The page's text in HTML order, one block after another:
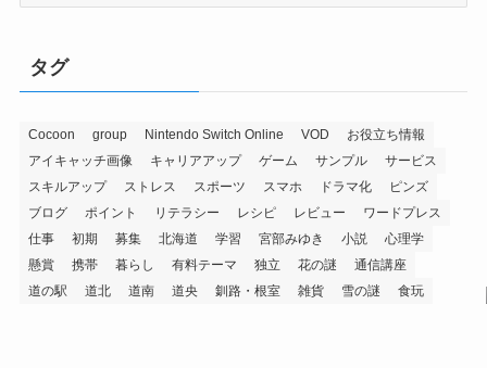
タグ
Cocoon group Nintendo Switch Online VOD
お役立ち情報
アイキャッチ画像
キャリアアップ ゲーム サンプル
サービス
スキルアップ
ストレス スポーツ スマホ ドラマ化
ピンズ
ブログ
ポイント リテラシー レシピ レビュー
ワードプレス
仕事
初期 募集 北海道 学習 宮部みゆき 小説
心理学
懸賞
携帯 暮らし 有料テーマ 独立 花の謎
通信講座
道の駅
道北 道南 道央 釧路・根室 雑貨 雪の謎 食玩